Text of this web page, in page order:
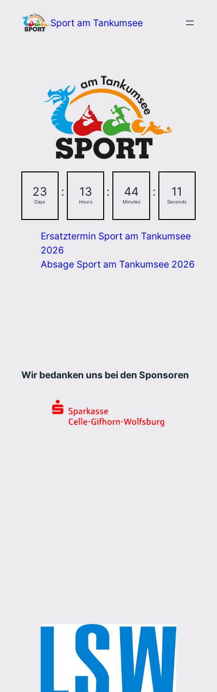
Inhalt
Sport am Tankumsee
23
Days
: 13
Hours
: 44
Minutes
: 10
Seconds
Ersatztermin Sport am Tankumsee
2026
Absage Sport am Tankumsee 2026
Wir bedanken uns bei den Sponsoren